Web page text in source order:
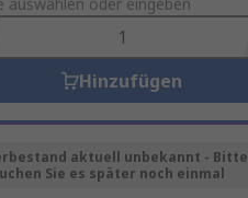
Hinzufügen
aktuell unbekannt - Bitte
Sie es später noch einmal